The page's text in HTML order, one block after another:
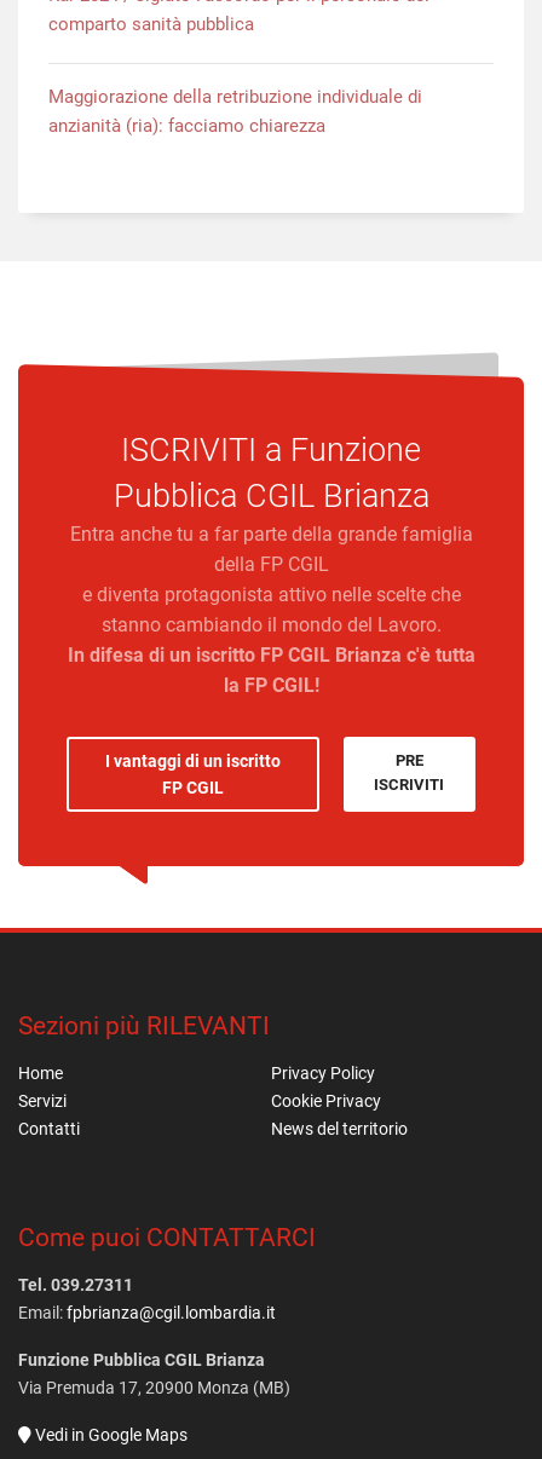
comparto sanità pubblica
Maggiorazione della retribuzione individuale di
anzianità (ria): facciamo chiarezza
ISCRIVITI a Funzione
Pubblica CGIL Brianza
Entra anche tu a far parte della grande famiglia
della FP CGIL
e diventa protagonista attivo nelle scelte che
stanno cambiando il mondo del Lavoro.
In difesa di un iscritto FP CGIL Brianza c'è tutta
la FP CGIL!
I vantaggi di un iscritto
FP CGIL
PRE
ISCRIVITI
Sezioni più RILEVANTI
Home
Privacy Policy
Servizi
Cookie Privacy
Contatti
News del territorio
Come puoi CONTATTARCI
Tel. 039.27311
Email:fpbrianza@cgil.lombardia.it
Funzione Pubblica CGIL Brianza
Via Premuda 17, 20900 Monza (MB)
Vedi in Google Maps